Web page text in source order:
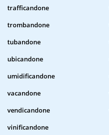
trafficandone
trombandone
tubandone
ubicandone
umidificandone
vacandone
vendicandone
vinificandone